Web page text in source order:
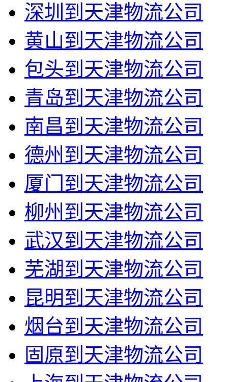
深圳到天津物流公司
黄山到天津物流公司
包头到天津物流公司
青岛到天津物流公司
南昌到天津物流公司
德州到天津物流公司
厦门到天津物流公司
柳州到天津物流公司
武汉到天津物流公司
芜湖到天津物流公司
昆明到天津物流公司
烟台到天津物流公司
固原到天津物流公司